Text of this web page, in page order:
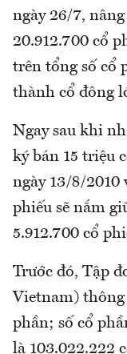
ngày 26/7,
20.912.700 cổ
trên tổng số cổ
thành cổ đông
Ngay sau khi
ký bán 15 triệu
ngày 13/8/2010
phiếu sẽ nắm
5.912.700 cổ
Trước đó, Tập
Vietnam) thông
phần; số cổ
là 103.022.222